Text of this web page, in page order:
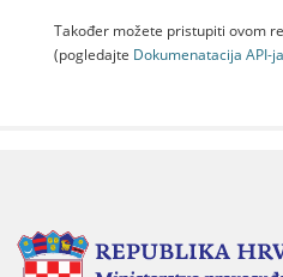
Također možete pristupiti ovom
(pogledajte Dokumenаtаcijа API-jа